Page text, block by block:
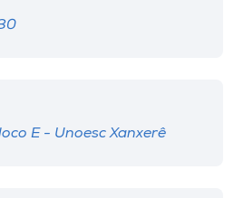
E - Unoesc Xanxerê